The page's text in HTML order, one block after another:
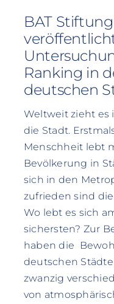
BAT
Ranking in
deutschen
Weltweit zieht es
die Stadt.
Menschheit lebt
Bevölkerung in
sich in den
zufrieden sind
Wo lebt es sich
sichersten? Zur
haben die
deutschen Städte
zwanzig
von